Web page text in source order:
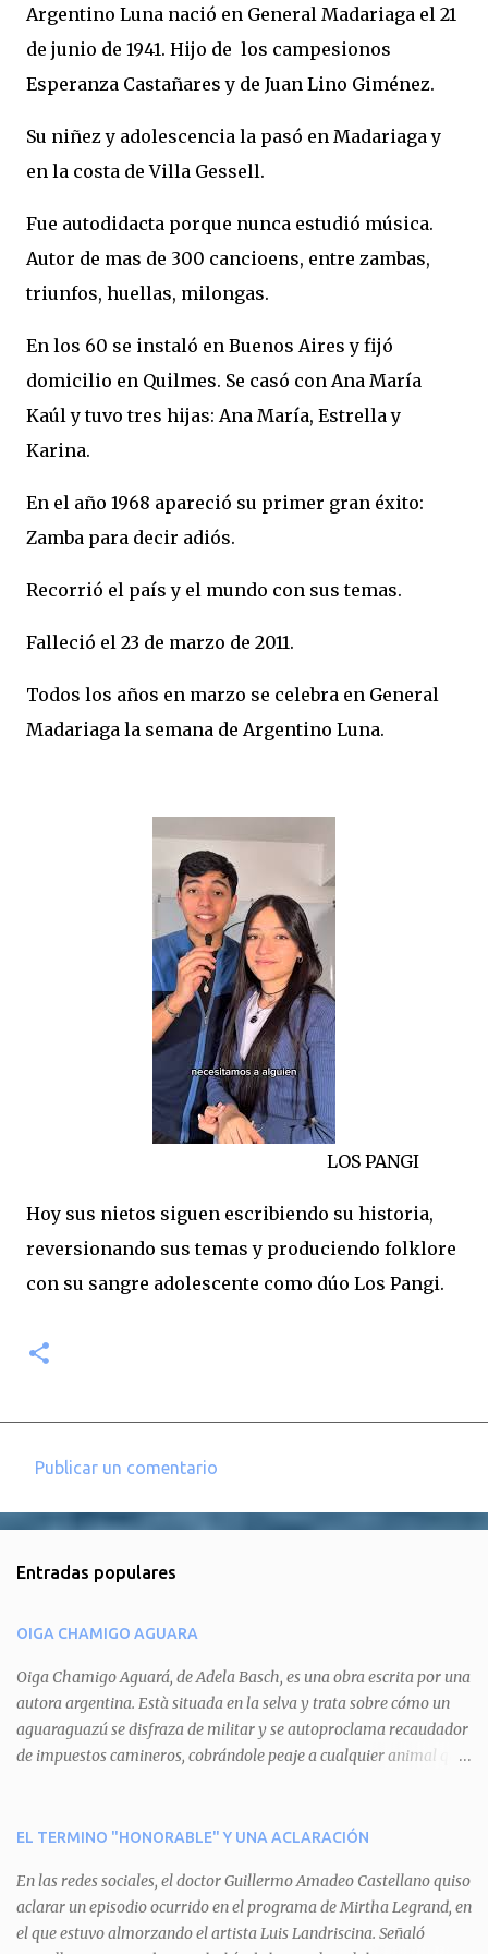
Argentino Luna nació en General Madariaga el 21
de junio de 1941. Hijo de los campesionos
Esperanza Castañares y de Juan Lino Giménez.
Su niñez y adolescencia la pasó en Madariaga y
en la costa de Villa Gessell.
Fue autodidacta porque nunca estudió música.
Autor de mas de 300 cancioens, entre zambas,
triunfos, huellas, milongas.
En los 60 se instaló en Buenos Aires y fijó
domicilio en Quilmes. Se casó con Ana María
Kaúl y tuvo tres hijas: Ana María, Estrella y
Karina.
En el año 1968 apareció su primer gran éxito:
Zamba para decir adiós.
Recorrió el país y el mundo con sus temas.
Falleció el 23 de marzo de 2011.
Todos los años en marzo se celebra en General
Madariaga la semana de Argentino Luna.
LOS PANGI
Hoy sus nietos siguen escribiendo su historia,
reversionando sus temas y produciendo folklore
con su sangre adolescente como dúo Los Pangi.
e
t
a
r
i
o
Publicar un comentario
Entradas populares
OIGA CHAMIGO AGUARA
Oiga Chamigo Aguará, de Adela Basch, es una obra escrita por una
autora argentina. Està situada en la selva y trata sobre cómo un
aguaraguazú se disfraza de militar y se autoproclama recaudador
de impuestos camineros, cobrándole peaje a cualquier animal que
aguará le provoca. De igual manera pasa con Tatú, el armadillo.
del aguará y pasa sin pagar. Por último, Tui, la cotorra, deja
expuesta la mentira del aguará y arenga a los otros tres
personajes a unirse para enfrentarlo. Finalmente, terminan por
EL TERMINO "HONORABLE" Y UNA ACLARACIÓN
En las redes sociales, el doctor Guillermo Amadeo Castellano quiso
aclarar un episodio ocurrido en el programa de Mirtha Legrand, en
el que estuvo almorzando el artista Luis Landriscina. Señaló